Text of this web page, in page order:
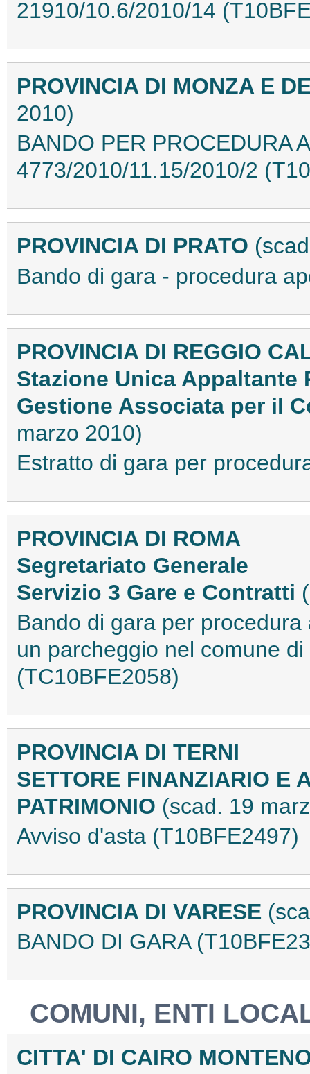
21910/10.6/2010/14
PROVINCIA DI MONZA E
2010)
BANDO PER PROCEDURA
4773/2010/11.15/2010/2
PROVINCIA DI PRATO
Bando di gara - procedura
PROVINCIA DI REGGIO
Stazione Unica Appaltante
Gestione Associata per il
marzo 2010)
Estratto di gara per
PROVINCIA DI ROMA
Segretariato Generale
Servizio 3 Gare e Contratti
Bando di gara per
un parcheggio nel comune
(TC10BFE2058)
PROVINCIA DI TERNI
SETTORE FINANZIARIO E
PATRIMONIO (scad. 19
Avviso d'asta (T10BFE2497)
PROVINCIA DI VARESE
BANDO DI GARA
COMUNI, ENTI
CITTA' DI CAIRO